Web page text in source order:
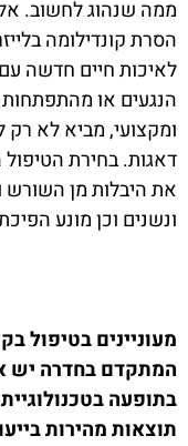
ממה שנהוג לחשוב.
הסרת קונדילומה
לאיכות חיים חדשה
הנגעים או מהתפתחות
ומקצועי, מביא לא
דאגות. בחירת
את היבלות מן השורש
ונשנים וכן מונע
מעוניינים בטיפול
המתקדם בחדרה יש
בתופעה
תוצאות מהירות